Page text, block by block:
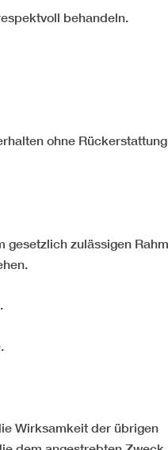
behandeln.
ohne
gesetzlich zulässigen
Wirksamkeit der übrigen